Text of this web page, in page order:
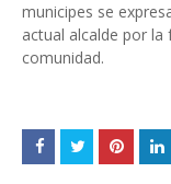
municipes se
actual alcalde por
comunidad.